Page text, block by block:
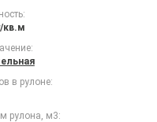
кв.м
в рулоне:
рулона, м3: